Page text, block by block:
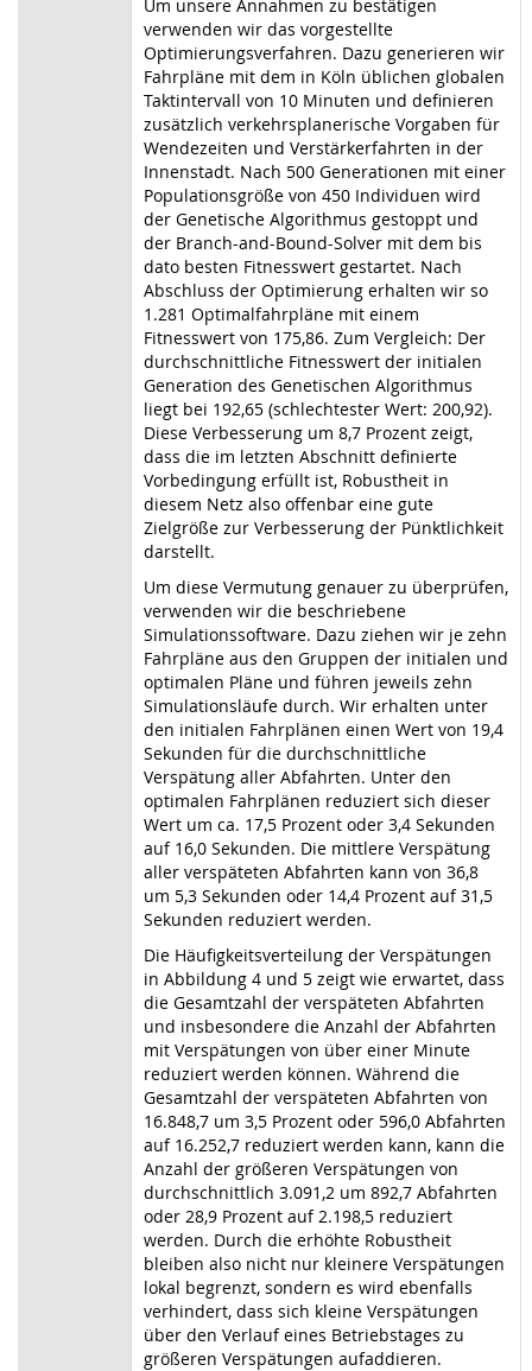
Um unsere Annahmen zu bestätigen
verwenden wir das vorgestellte
Optimierungsverfahren. Dazu generieren wir
Fahrpläne mit dem in Köln üblichen globalen
Taktintervall von 10 Minuten und definieren
zusätzlich verkehrsplanerische Vorgaben für
Wendezeiten und Verstärkerfahrten in der
Innenstadt. Nach 500 Generationen mit einer
Populationsgröße von 450 Individuen wird
der Genetische Algorithmus gestoppt und
der Branch-and-Bound-Solver mit dem bis
dato besten Fitnesswert gestartet. Nach
Abschluss der Optimierung erhalten wir so
1.281 Optimalfahrpläne mit einem
Fitnesswert von 175,86. Zum Vergleich: Der
durchschnittliche Fitnesswert der initialen
Generation des Genetischen Algorithmus
liegt bei 192,65 (schlechtester Wert: 200,92).
Diese Verbesserung um 8,7 Prozent zeigt,
dass die im letzten Abschnitt definierte
Vorbedingung erfüllt ist, Robustheit in
diesem Netz also offenbar eine gute
Zielgröße zur Verbesserung der Pünktlichkeit
darstellt.
Um diese Vermutung genauer zu überprüfen,
verwenden wir die beschriebene
Simulationssoftware. Dazu ziehen wir je zehn
Fahrpläne aus den Gruppen der initialen und
optimalen Pläne und führen jeweils zehn
Simulationsläufe durch. Wir erhalten unter
den initialen Fahrplänen einen Wert von 19,4
Sekunden für die durchschnittliche
Verspätung aller Abfahrten. Unter den
optimalen Fahrplänen reduziert sich dieser
Wert um ca. 17,5 Prozent oder 3,4 Sekunden
auf 16,0 Sekunden. Die mittlere Verspätung
aller verspäteten Abfahrten kann von 36,8
um 5,3 Sekunden oder 14,4 Prozent auf 31,5
Sekunden reduziert werden.
Die Häufigkeitsverteilung der Verspätungen
in Abbildung 4 und 5 zeigt wie erwartet, dass
die Gesamtzahl der verspäteten Abfahrten
und insbesondere die Anzahl der Abfahrten
mit Verspätungen von über einer Minute
reduziert werden können. Während die
Gesamtzahl der verspäteten Abfahrten von
16.848,7 um 3,5 Prozent oder 596,0 Abfahrten
auf 16.252,7 reduziert werden kann, kann die
Anzahl der größeren Verspätungen von
durchschnittlich 3.091,2 um 892,7 Abfahrten
oder 28,9 Prozent auf 2.198,5 reduziert
werden. Durch die erhöhte Robustheit
bleiben also nicht nur kleinere Verspätungen
lokal begrenzt, sondern es wird ebenfalls
verhindert, dass sich kleine Verspätungen
über den Verlauf eines Betriebstages zu
größeren Verspätungen aufaddieren.